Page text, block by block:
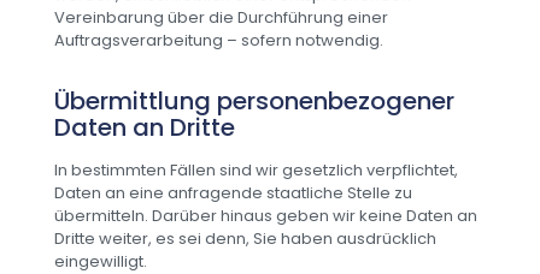
Vereinbarung über die Durchführung einer
Auftragsverarbeitung – sofern notwendig.
Übermittlung personenbezogener
Daten an Dritte
In bestimmten Fällen sind wir gesetzlich verpflichtet,
Daten an eine anfragende staatliche Stelle zu
übermitteln. Darüber hinaus geben wir keine Daten an
Dritte weiter, es sei denn, Sie haben ausdrücklich
eingewilligt.